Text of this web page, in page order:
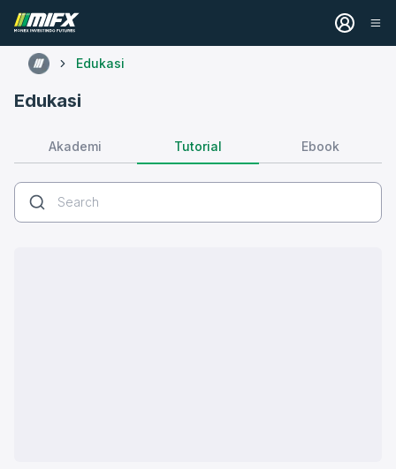
Edukasi
Edukasi
Akademi Tutorial Ebook